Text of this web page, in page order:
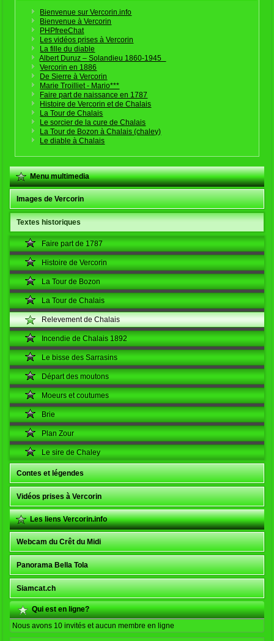
Bienvenue sur Vercorin.info
Bienvenue à Vercorin
PHPfreeChat
Les vidéos prises à Vercorin
La fille du diable
Albert Duruz – Solandieu 1860-1945
Vercorin en 1886
De Sierre à Vercorin
Marie Troilliet - Mario***
Faire part de naissance en 1787
Histoire de Vercorin et de Chalais
La Tour de Chalais
Le sorcier de la cure de Chalais
La Tour de Bozon à Chalais (chaley)
Le diable à Chalais
Menu multimedia
Images de Vercorin
Textes historiques
Faire part de 1787
Histoire de Vercorin
La Tour de Bozon
La Tour de Chalais
Relevement de Chalais
Incendie de Chalais 1892
Le bisse des Sarrasins
Départ des moutons
Moeurs et coutumes
Brie
Plan Zour
Le sire de Chaley
Contes et légendes
Vidéos prises à Vercorin
Les liens Vercorin.info
Webcam du Crêt du Midi
Panorama Bella Tola
Siamcat.ch
Qui est en ligne?
Nous avons 10 invités et aucun membre en ligne